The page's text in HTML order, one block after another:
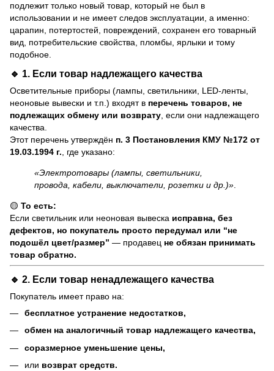
подлежит только новый товар, который не был в
использовании и не имеет следов эксплуатации, а именно:
царапин, потертостей, повреждений, сохранен его товарный
вид, потребительские свойства, пломбы, ярлыки и тому
подобное.
🔹 1. Если товар надлежащего качества
Осветительные приборы (лампы, светильники, LED-ленты,
неоновые вывески и т.п.) входят в перечень товаров, не
подлежащих обмену или возврату, если они надлежащего
качества.
Этот перечень утверждён п. 3 Постановления КМУ №172 от
19.03.1994 г., где указано:
«Электротовары (лампы, светильники,
провода, кабели, выключатели, розетки и др.)».
🟡 То есть:
Если светильник или неоновая вывеска исправна, без
дефектов, но покупатель просто передумал или “не
подошёл цвет/размер” — продавец не обязан принимать
товар обратно.
🔹 2. Если товар ненадлежащего качества
Покупатель имеет право на:
бесплатное устранение недостатков,
обмен на аналогичный товар надлежащего качества,
соразмерное уменьшение цены,
или возврат средств.